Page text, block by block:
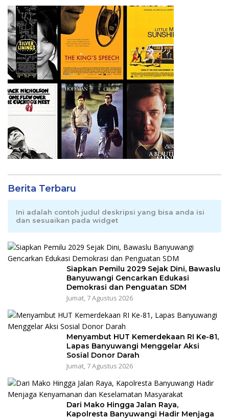
Berita Terbaru
Ini adalah contoh judul deskripsi yang bisa anda isi
dan sesuaikan pada widget
Siapkan Pemilu 2029 Sejak Dini, Bawaslu
Banyuwangi Gencarkan Edukasi
Demokrasi dan Penguatan SDM
Jumat, 7 Agustus 2026
Menyambut HUT Kemerdekaan RI Ke-81,
Lapas Banyuwangi Menggelar Aksi
Sosial Donor Darah
Jumat, 7 Agustus 2026
Dari Mako Hingga Jalan Raya,
Kapolresta Banyuwangi Hadir Menjaga